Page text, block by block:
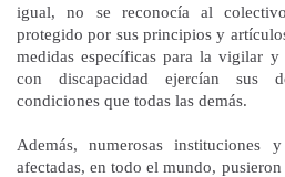
igual, no se reconocía al
protegido por sus principios y
medidas específicas para la vigilar y
con discapacidad ejercían sus
condiciones que todas las demás.
Además, numerosas instituciones
afectadas, en todo el mundo,